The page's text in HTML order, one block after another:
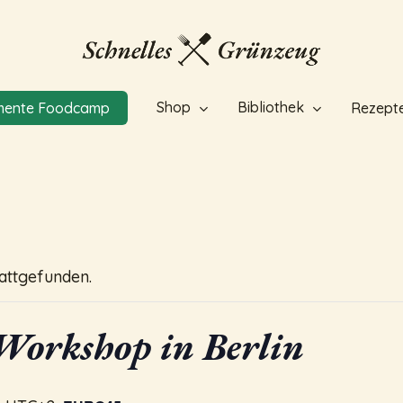
Foodcamp Shop Bibliothek
in Berlin